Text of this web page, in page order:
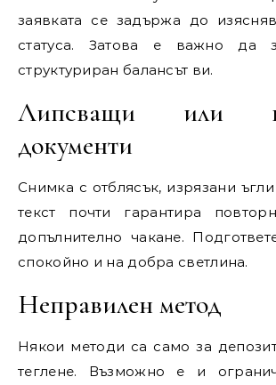
заявката се задържа до
статуса. Затова е важно да
структуриран балансът ви.
Липсващи или
документи
Снимка с отблясък, изрязани
текст почти гарантира
допълнително чакане.
спокойно и на добра светлина.
Неправилен метод
Някои методи са само за
теглене. Възможно е и